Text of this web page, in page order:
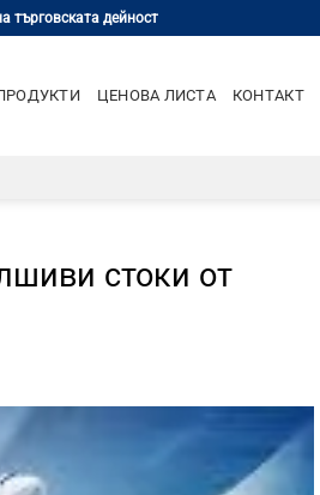
търговската дейност
ЦЕНОВА ЛИСТА КОНТАКТ
стоки от